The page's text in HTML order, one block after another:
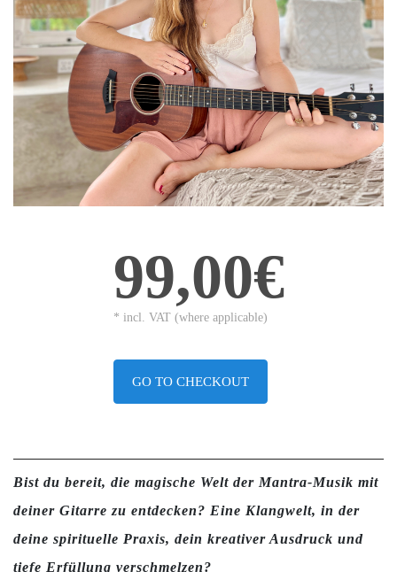
99,00€
* incl. VAT (where applicable)
GO TO CHECKOUT
Bist du bereit, die magische Welt der Mantra-Musik mit
deiner Gitarre zu entdecken? Eine Klangwelt, in der
deine spirituelle Praxis, dein kreativer Ausdruck und
tiefe Erfüllung verschmelzen?